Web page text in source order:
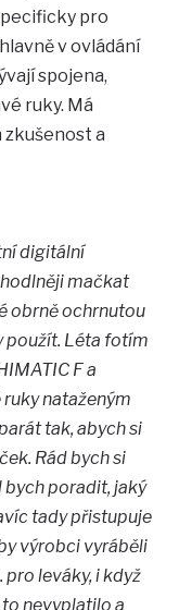
pro
v ovládání
spojena,
ruky. Má
a
digitální
mačkat
obrně ochrnutou
použít. Léta fotím
F a
nataženým
tak, abych si
Rád bych si
poradit, jaký
tady přistupuje
výrobci vyráběli
leváky, i když
to nevyplatilo a